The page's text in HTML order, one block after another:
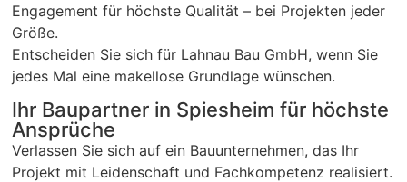
Engagement für höchste Qualität – bei Projekten jeder
Größe.
Entscheiden Sie sich für Lahnau Bau GmbH, wenn Sie
jedes Mal eine makellose Grundlage wünschen.
Ihr Baupartner in Spiesheim für höchste
Ansprüche
Verlassen Sie sich auf ein Bauunternehmen, das Ihr
Projekt mit Leidenschaft und Fachkompetenz realisiert.